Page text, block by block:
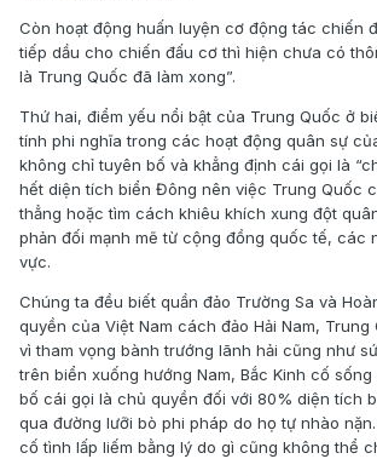
Còn hoạt động huấn luyện cơ động tác chiến
tiếp dầu cho chiến đấu cơ thì hiện chưa có
là Trung Quốc đã làm xong”.
Thứ hai, điểm yếu nổi bật của Trung Quốc ở
tính phi nghĩa trong các hoạt động quân sự
không chỉ tuyên bố và khẳng định cái gọi là
hết diện tích biển Đông nên việc Trung Quốc
thẳng hoặc tìm cách khiêu khích xung đột
phản đối mạnh mẽ từ cộng đồng quốc tế, các
vực.
Chúng ta đều biết quần đảo Trường Sa và
quyền của Việt Nam cách đảo Hải Nam, Trung
vì tham vọng bành trướng lãnh hải cũng như
trên biển xuống hướng Nam, Bắc Kinh cố
bố cái gọi là chủ quyền đối với 80% diện tích
qua đường lưỡi bò phi pháp do họ tự nhào
cố tình lấp liếm bằng lý do gì cũng không thể